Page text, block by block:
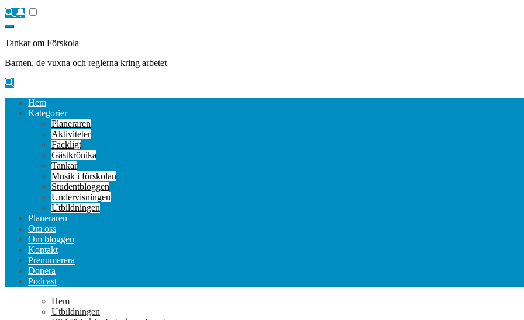
Tankar om Förskola
Barnen, de vuxna och reglerna kring arbetet
Hem
Kategorier
Planeraren
Aktiviteter
Fackligt
Gästkrönika
Tankar
Musik i förskolan
Studentbloggen
Undervisningen
Utbildningen
Planeraren
Om oss
Om bloggen
Kontakt
Prenumerera
Donera
Podcast
Hem
Utbildningen